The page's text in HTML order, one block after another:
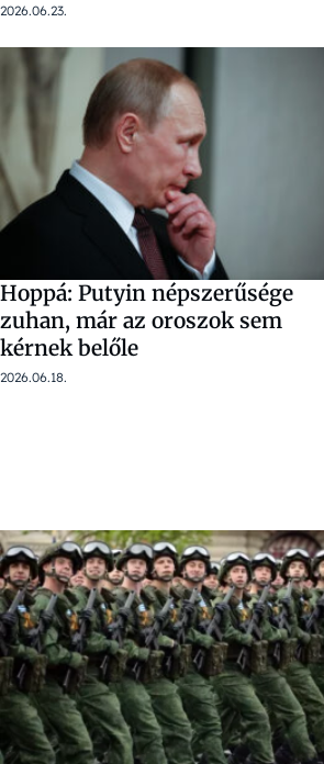
2026.06.23.
Hoppá: Putyin népszerűsége
zuhan, már az oroszok sem
kérnek belőle
2026.06.18.